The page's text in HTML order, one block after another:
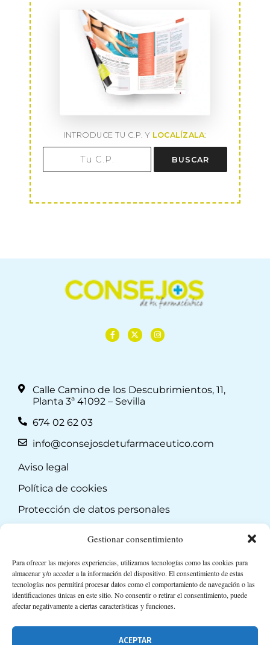
Gestionar consentimiento
Para ofrecer las mejores experiencias, utilizamos tecnologías como las cookies para
almacenar y/o acceder a la información del dispositivo. El consentimiento de estas
tecnologías nos permitirá procesar datos como el comportamiento de navegación o las
identificaciones únicas en este sitio. No consentir o retirar el consentimiento, puede
afectar negativamente a ciertas características y funciones.
ACEPTAR
INTRODUCE TU C.P. Y LOCALÍZALA:
BUSCAR
Calle Camino de los Descubrimientos, 11,
Planta 3ª 41092 – Sevilla
674 02 62 03
info@consejosdetufarmaceutico.com
Aviso legal
Política de cookies
Protección de datos personales